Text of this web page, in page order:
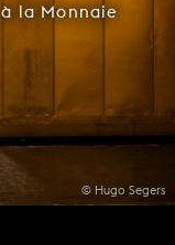
© Hugo Segers
la Monnaie